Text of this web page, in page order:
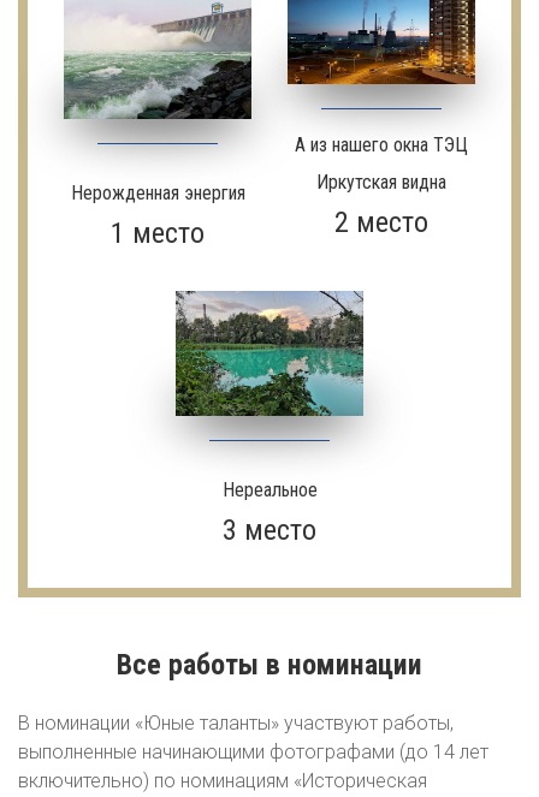
Нерожденная энергия
1 место
А из нашего окна ТЭЦ
Иркутская видна
2 место
Нереальное
3 место
Все работы в номинации
В номинации «Юные таланты» участвуют работы,
выполненные начинающими фотографами (до 14 лет
включительно) по номинациям «Историческая